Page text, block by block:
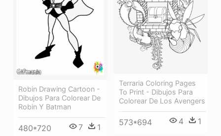
Robin Drawing Cartoon -
Dibujos Para Colorear De
Robin Y Batman
480*720 7 1
Terraria Coloring Pages
To Print - Dibujos Para
Colorear De Los Avengers
573*694 4 1